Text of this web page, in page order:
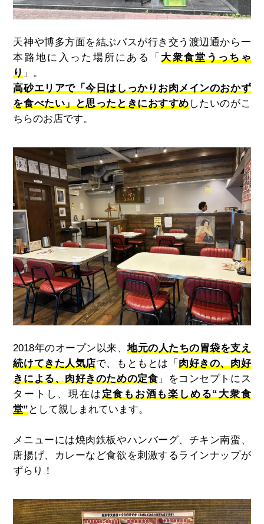
天神や博多方面を結ぶバスが行き交う渡辺通から一
本路地に入った場所にある「大衆食堂うっちゃ
り 」。
高砂エリアで「今日はしっかりお肉メインのおかず
を食べたい」と思ったときにおすすめしたいのがこ
ちらのお店です。
2018年のオープン以来、地元の人たちの胃袋を支え
続けてきた人気店で、もともとは「肉好きの、肉好
きによる、肉好きのための定食 」をコンセプトにス
タートし、現在は定食もお酒も楽しめる“大衆食
堂”として親しまれています。
メニューには焼肉鉄板やハンバーグ、チキン南蛮、
唐揚げ、カレーなど食欲を刺激するラインナップが
ずらり！